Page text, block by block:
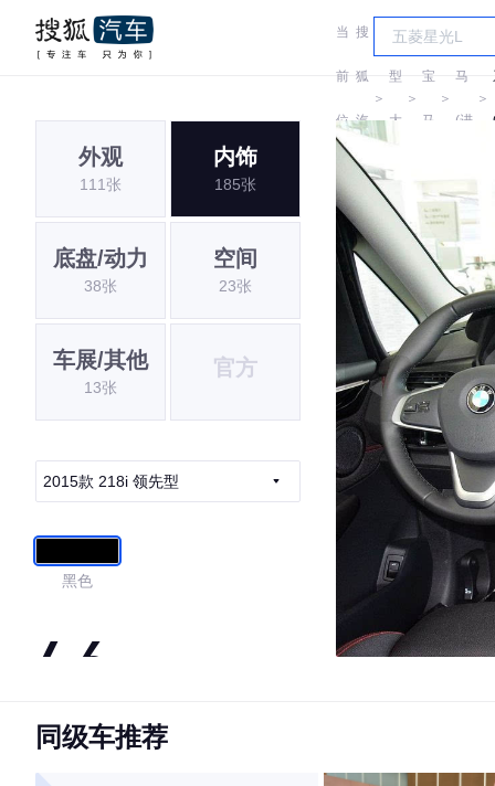
当
前
位
置:
搜
狐
汽
车
＞
车
型
大
＞
宝
马
＞
宝
马
(进
＞
外观
111张
内饰
185张
底盘/动力
38张
空间
23张
车展/其他
13张
官方
2015款 218i 领先型
黑色
4.6
·外观表现一般，低于62%同级车
同级车推荐